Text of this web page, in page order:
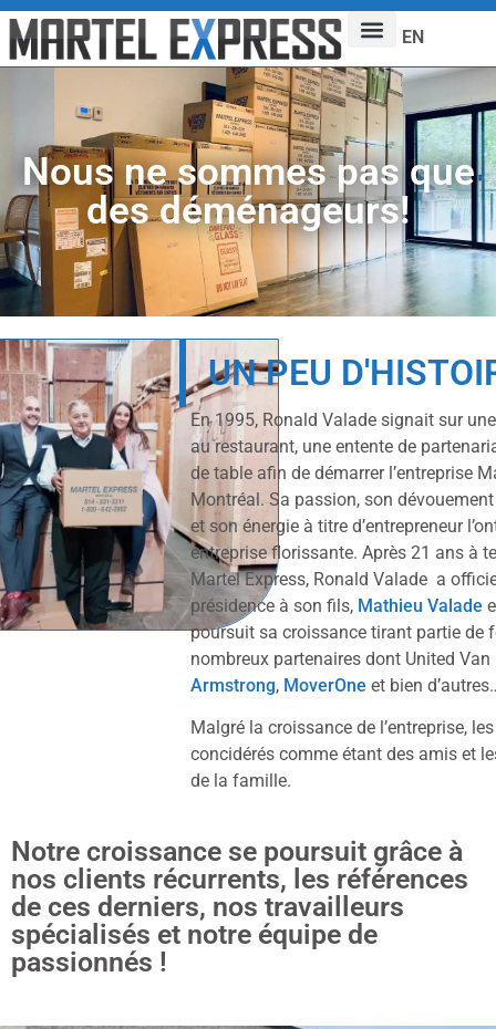
EN
Nous ne sommes pas que
des déménageurs!
UN PEU
En 1995, Ronald Valade signait sur
au restaurant, une entente de
de table afin de démarrer l’entreprise
Montréal. Sa passion, son
et son énergie à titre d’entrepreneur
entreprise florissante. Après 21 ans à
Martel Express, Ronald Valade a
présidence à son fils, Mathieu Valade
poursuit sa croissance tirant partie de
nombreux partenaires dont United Van
Armstrong, MoverOne et bien
Malgré la croissance de l’entreprise,
concidérés comme étant des amis et
de la famille.
Notre croissance se poursuit grâce à
nos clients récurrents, les références
de ces derniers, nos travailleurs
spécialisés et notre équipe de
passionnés !